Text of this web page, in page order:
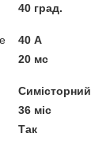
40 град.
40 А
20 мс
Симісторний
36 міс
Так